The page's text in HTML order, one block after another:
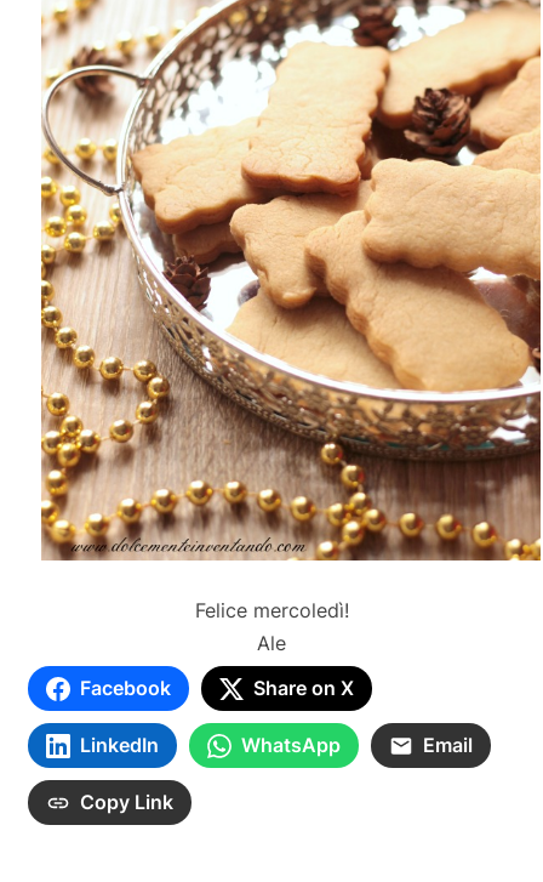
Felice mercoledì!
Ale
Facebook
Share on X
LinkedIn WhatsApp Email
Copy Link